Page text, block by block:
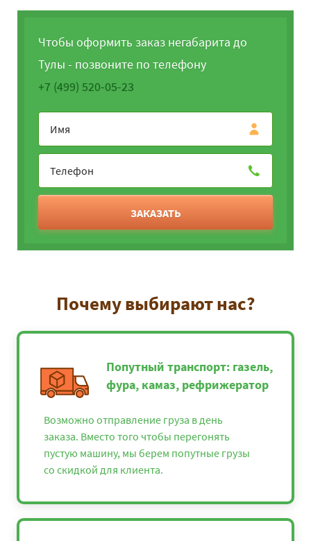
Чтобы оформить заказ негабарита до
Тулы - позвоните по телефону
+7 (499) 520-05-23
ЗАКАЗАТЬ
Почему выбирают нас?
Попутный транспорт: газель,
фура, камаз, рефрижератор
Возможно отправление груза в день
заказа. Вместо того чтобы перегонять
пустую машину, мы берем попутные грузы
со скидкой для клиента.